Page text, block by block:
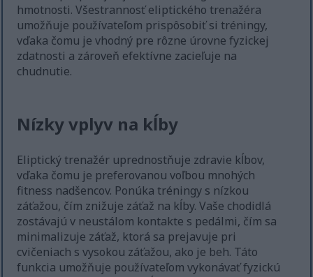
hmotnosti. Všestrannosť eliptického trenažéra
umožňuje používateľom prispôsobiť si tréningy,
vďaka čomu je vhodný pre rôzne úrovne fyzickej
zdatnosti a zároveň efektívne zacieľuje na
chudnutie.
Nízky vplyv na kĺby
Eliptický trenažér uprednostňuje zdravie kĺbov,
vďaka čomu je preferovanou voľbou mnohých
fitness nadšencov. Ponúka tréningy s nízkou
záťažou, čím znižuje záťaž na kĺby. Vaše chodidlá
zostávajú v neustálom kontakte s pedálmi, čím sa
minimalizuje záťaž, ktorá sa prejavuje pri
cvičeniach s vysokou záťažou, ako je beh. Táto
funkcia umožňuje používateľom vykonávať fyzickú